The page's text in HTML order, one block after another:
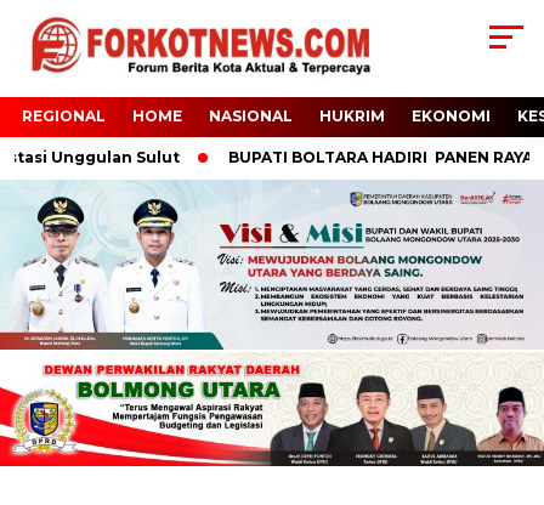
REGIONAL HOME NASIONAL HUKRIM EKONOMI
Unggulan Sulut BUPATI BOLTARA HADIRI PANEN RAYA